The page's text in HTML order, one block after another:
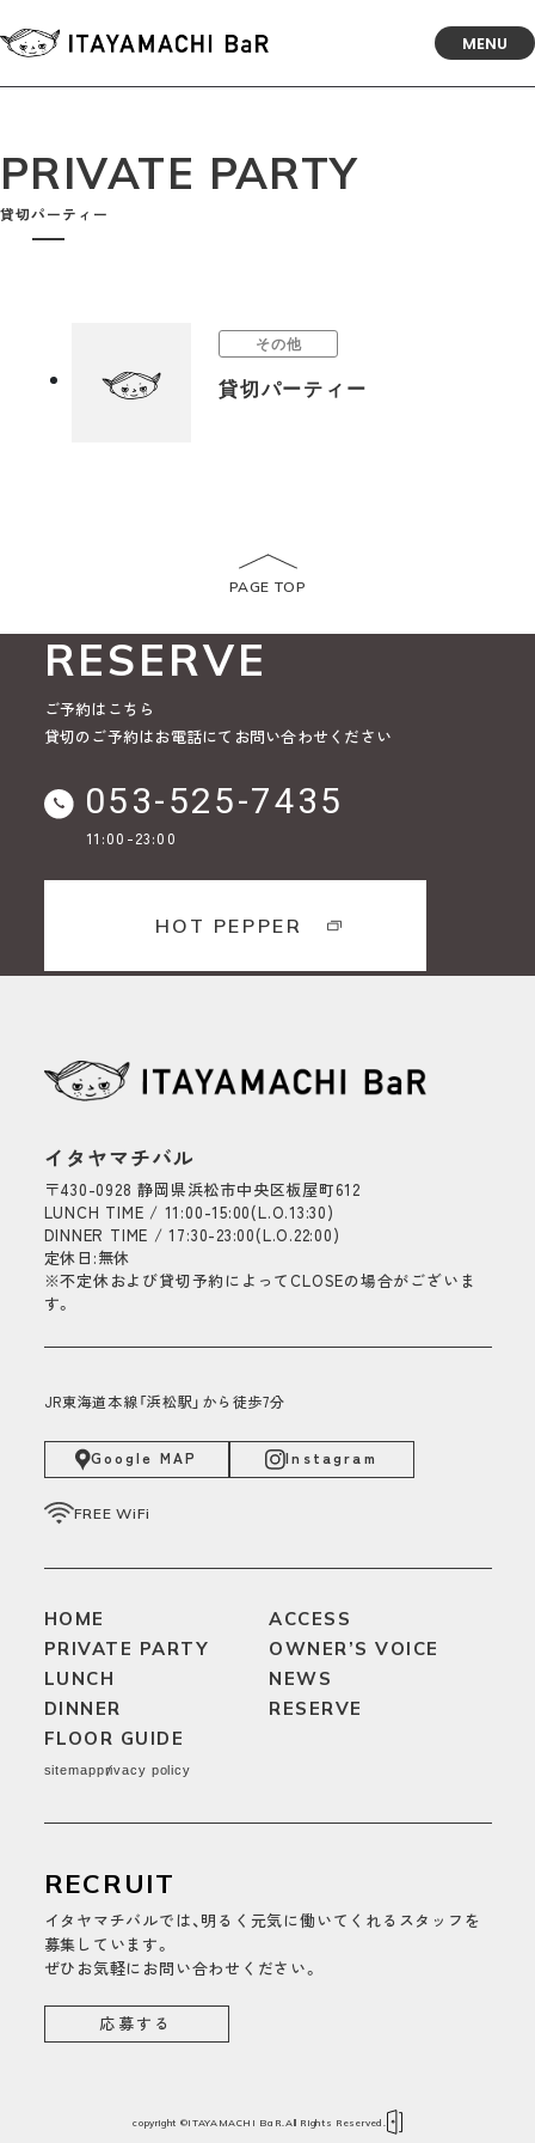
MENU
PRIVATE PARTY
貸切パーティー
その他
貸切パーティー
PAGE TOP
RESERVE
ご予約はこちら
貸切のご予約はお電話にてお問い合わせください
053-525-7435
11:00-23:00
HOT PEPPER
イタヤマチバル
〒430-0928 静岡県浜松市中央区板屋町612
LUNCH TIME / 11:00-15:00(L.O.13:30)
DINNER TIME / 17:30-23:00(L.O.22:00)
定休日:無休
※不定休および貸切予約によってCLOSEの場合がございま
す。
JR東海道本線「浜松駅」から徒歩7分
Google MAP Instagram
FREE WiFi
HOME
PRIVATE PARTY
LUNCH
DINNER
FLOOR GUIDE
ACCESS
OWNER’S VOICE
NEWS
RESERVE
sitemapprivacy policy
RECRUIT
イタヤマチバルでは、明るく元気に働いてくれるスタッフを
募集しています。
ぜひお気軽にお問い合わせください。
応募する
copyright ©ITAYAMACHI BaR.All Rights Reserved.